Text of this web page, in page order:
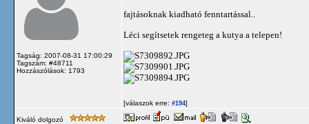
Tagság: 2007-08-31 17:00:29
Tagszám: #48711
Hozzászólások: 1793
fajtásoknak kiadható fenntartással..
Léci segítsetek rengeteg a kutya a telepen!
[válaszok erre: #194]
Kiváló dolgozó